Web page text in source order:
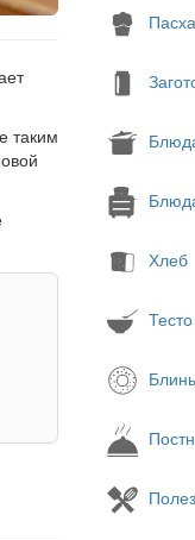
таким
Пасха
Хлеб
Тесто